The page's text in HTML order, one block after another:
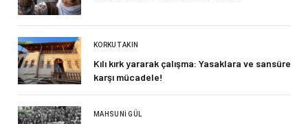
KORKUT AKIN
Kılı kırk yararak çalışma: Yasaklara ve sansüre
karşı mücadele!
MAHSUNI GÜL